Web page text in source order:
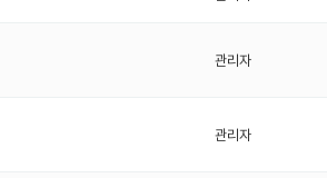
관리자
관리자